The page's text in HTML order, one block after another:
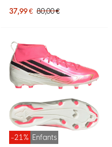
Foot (MG) Orange Blanc
37,99 € 80,00 €
-21% Enfants